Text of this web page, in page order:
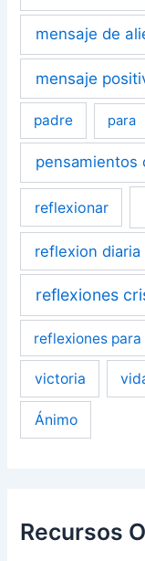
mensaje de
mensaje
padre para
pensamientos
reflexionar
reflexion diaria
reflexiones
reflexiones para
victoria
Ánimo
Recursos